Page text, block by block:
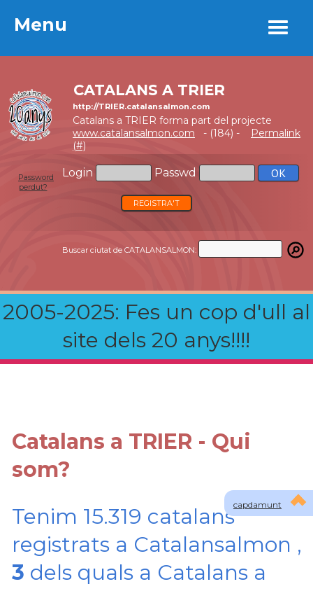
Menu
CATALANS A TRIER
http://TRIER.catalansalmon.com
Catalans a TRIER forma part del projecte
www.catalansalmon.com - (184) -
Permalink
(#)
Login Passwd
Password
perdut?
REGISTRA'T
Buscar ciutat de CATALANSALMON:
2005-2025: Fes un cop d'ull al
site dels 20 anys!!!!
Menu
capdamunt
Catalans a TRIER - Qui
som?
Tenim 15.319 catalans
registrats a Catalansalmon ,
3 dels quals a Catalans a